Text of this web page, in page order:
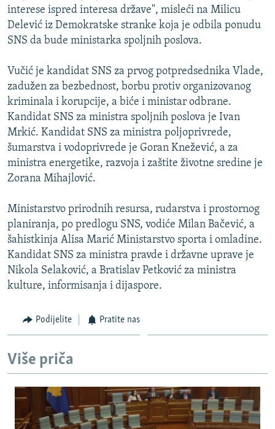
TRI DECENIJE OD RATA U BIH
SVE KARTE DEJTONA
interese ispred interesa države", misleći na Milicu
Delević iz Demokratske stranke koja je odbila ponudu
SNS da bude ministarka spoljnih poslova.
Vučić je kandidat SNS za prvog potpredsednika Vlade,
zadužen za bezbednost, borbu protiv organizovanog
kriminala i korupcije, a biće i ministar odbrane.
Kandidat SNS za ministra spoljnih poslova je Ivan
Mrkić. Kandidat SNS za ministra poljoprivrede,
šumarstva i vodoprivrede je Goran Knežević, a za
ministra energetike, razvoja i zaštite životne sredine je
Zorana Mihajlović.
Ministarstvo prirodnih resursa, rudarstva i prostornog
planiranja, po predlogu SNS, vodiće Milan Bačević, a
šahistkinja Alisa Marić Ministarstvo sporta i omladine.
Kandidat SNS za ministra pravde i državne uprave je
Nikola Selaković, a Bratislav Petković za ministra
kulture, informisanja i dijaspore.
Podijelite Pratite nas
Više priča